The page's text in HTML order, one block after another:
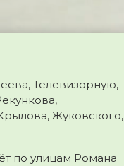
Телевизорную,
Жуковского,
по улицам Романа